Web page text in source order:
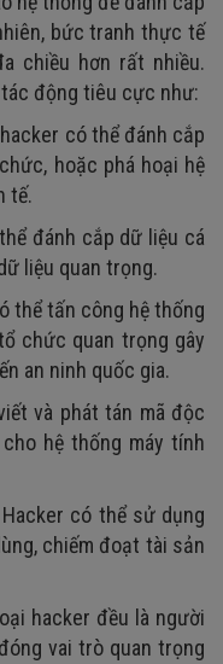
bức tranh thực tế
chiều hơn rất nhiều.
động tiêu cực như:
có thể đánh cắp
hoặc phá hoại hệ
tế.
đánh cắp dữ liệu cá
liệu quan trọng.
thể tấn công hệ thống
chức quan trọng gây
an ninh quốc gia.
và phát tán mã độc
cho hệ thống máy tính
có thể sử dụng
chiếm đoạt tài sản
hacker đều là người
vai trò quan trọng